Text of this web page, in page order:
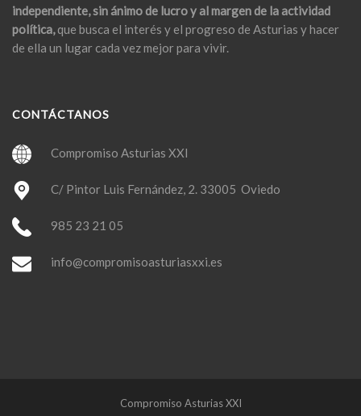
independiente, sin ánimo de lucro y al margen de la actividad
política,que busca el interés y el progreso de Asturias y hacer
de ella un lugar cada vez mejor para vivir.
CONTÁCTANOS
Compromiso Asturias XXI
C/ Pintor Luis Fernández, 2. 33005 Oviedo
985 23 21 05
info@compromisoasturiasxxi.es
Compromiso Asturias XXI